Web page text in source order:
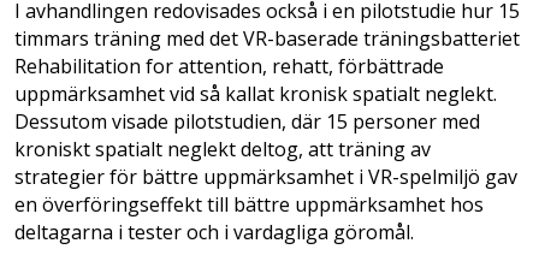
I avhandlingen redovisades också i en pilotstudie hur 15
timmars träning med det VR-baserade träningsbatteriet
Rehabilitation for attention, rehatt, förbättrade
uppmärksamhet vid så kallat kronisk spatialt neglekt.
Dessutom visade pilotstudien, där 15 personer med
kroniskt spatialt neglekt deltog, att träning av
strategier för bättre uppmärksamhet i VR-spelmiljö gav
en överföringseffekt till bättre uppmärksamhet hos
deltagarna i tester och i vardagliga göromål.